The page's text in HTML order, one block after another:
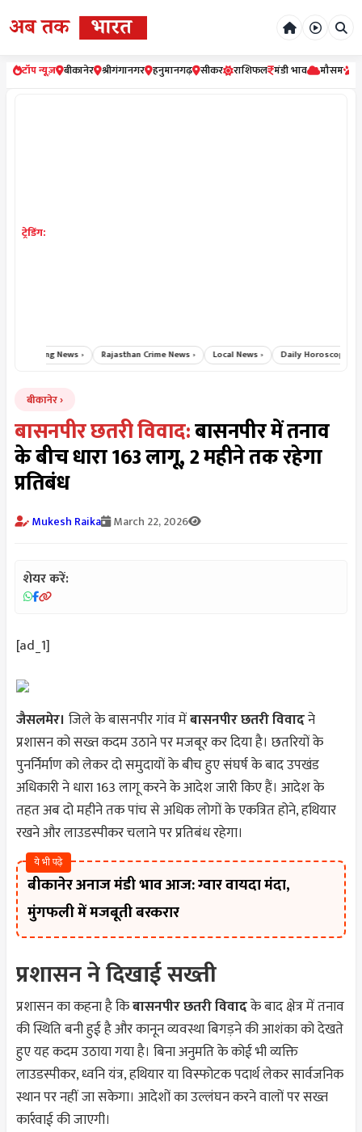
टॉप न्यूज़ बीकानेर श्रीगंगानगर हनुमानगढ़ सीकर राशिफल मंडी भाव मौसम
ट्रेडिंग:
Breaking News › Rajasthan Crime News › Local News › Daily Horoscope
बीकानेर
बासनपीर छतरी विवाद:बासनपीर में तनाव
के बीच धारा 163 लागू, 2 महीने तक रहेगा
प्रतिबंध
Mukesh Raika March 22, 2026
शेयर करें:
[ad_1]
जैसलमेर। जिले के बासनपीर गांव मेंबासनपीर छतरी विवादने
प्रशासन को सख्त कदम उठाने पर मजबूर कर दिया है। छतरियों के
पुनर्निर्माण को लेकर दो समुदायों के बीच हुए संघर्ष के बाद उपखंड
अधिकारी ने धारा 163 लागू करने के आदेश जारी किए हैं। आदेश के
तहत अब दो महीने तक पांच से अधिक लोगों के एकत्रित होने, हथियार
रखने और लाउडस्पीकर चलाने पर प्रतिबंध रहेगा।
ये भी पढ़े
बीकानेर अनाज मंडी भाव आज: ग्वार वायदा मंदा,
मुंगफली में मजबूती बरकरार
प्रशासन ने दिखाई सख्ती
प्रशासन का कहना है किबासनपीर छतरी विवादके बाद क्षेत्र में तनाव
की स्थिति बनी हुई है और कानून व्यवस्था बिगड़ने की आशंका को देखते
हुए यह कदम उठाया गया है। बिना अनुमति के कोई भी व्यक्ति
लाउडस्पीकर, ध्वनि यंत्र, हथियार या विस्फोटक पदार्थ लेकर सार्वजनिक
स्थान पर नहीं जा सकेगा। आदेशों का उल्लंघन करने वालों पर सख्त
कार्रवाई की जाएगी।